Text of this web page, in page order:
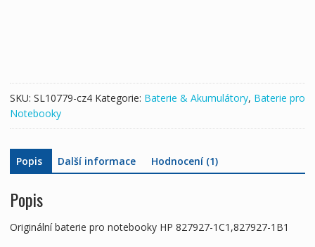
množství
SKU: SL10779-cz4 Kategorie: Baterie & Akumulátory, Baterie pro
Notebooky
Popis Další informace Hodnocení (1)
Popis
Originální baterie pro notebooky HP 827927-1C1,827927-1B1